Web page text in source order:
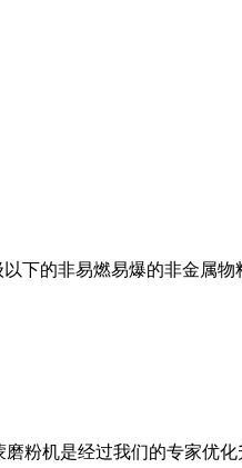
下的非易燃易爆的非金属
粉机是经过我们的专家优